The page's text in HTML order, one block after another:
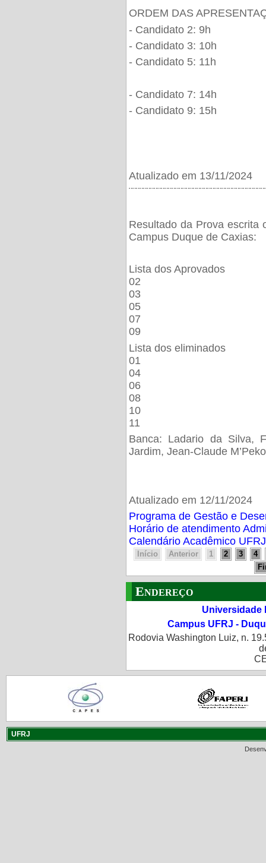
ORDEM DAS
- Candidato 2: 9h
- Candidato 3: 10h
- Candidato 5: 11h
- Candidato 7: 14h
- Candidato 9: 15h
Atualizado em 13/11/2024
Resultado da Prova escrita
Campus Duque de Caxias:
Lista dos Aprovados
02
03
05
07
09
Lista dos eliminados
01
04
06
08
10
11
Banca: Ladario da Silva,
Jardim, Jean-Claude M’Peko
Atualizado em 12/11/2024
Programa de Gestão e
Horário de atendimento
Calendário Acadêmico
Início Anterior 1 2 3
4
Endereço
Universidade
Campus UFRJ -
Rodovia Washington Luiz, n.
UFRJ